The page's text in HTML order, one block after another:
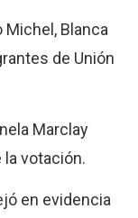
Michel, Blanca
de Unión
Marclay
votación.
en evidencia